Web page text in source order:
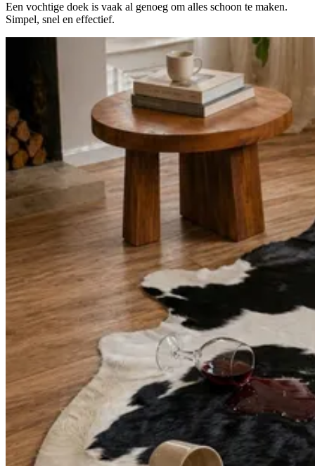
Een vochtige doek is vaak al genoeg om alles schoon te maken.
Simpel, snel en effectief.